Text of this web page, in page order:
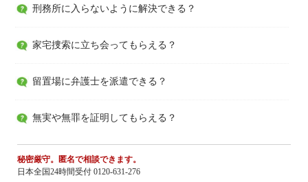
刑務所に入らないように解決できる？
家宅捜索に立ち会ってもらえる？
留置場に弁護士を派遣できる？
無実や無罪を証明してもらえる？
秘密厳守。匿名で相談できます。
日本全国24時間受付 0120-631-276